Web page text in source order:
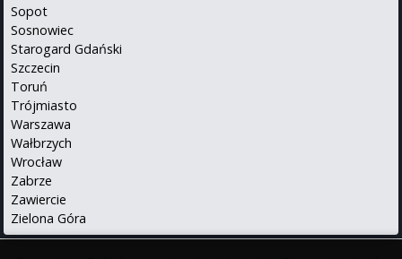
Sopot
Sosnowiec
Starogard Gdański
Szczecin
Toruń
Trójmiasto
Warszawa
Wałbrzych
Wrocław
Zabrze
Zawiercie
Zielona Góra